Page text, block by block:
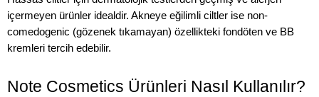
içermeyen ürünler idealdir. Akneye eğilimli ciltler ise non-
comedogenic (gözenek tıkamayan) özellikteki fondöten ve BB
kremleri tercih edebilir.
Note Cosmetics Ürünleri Nasıl Kullanılır?